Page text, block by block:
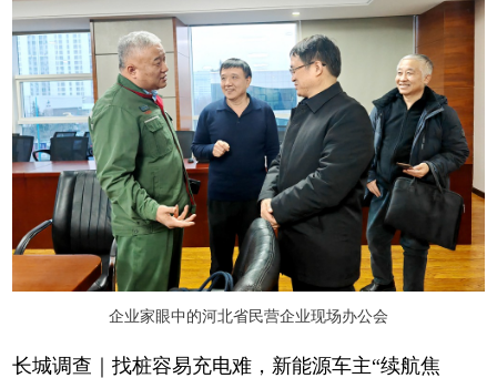
企业家眼中的河北省民营企业现场办公会
长城调查｜找桩容易充电难，新能源车主“续航焦